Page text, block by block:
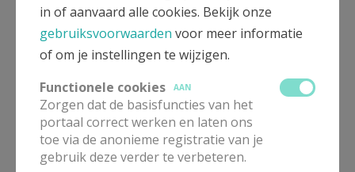
Tweetalige viering Sint-Michielsfeest 2023 © Pastorale zone
in of aanvaard alle cookies. Bekijk onze
gebruiksvoorwaarden voor meer informatie
of om je instellingen te wijzigen.
Functionele cookies
AAN
Zorgen dat de basisfuncties van het
portaal correct werken en laten ons
toe via de anonieme registratie van je
gebruik deze verder te verbeteren.